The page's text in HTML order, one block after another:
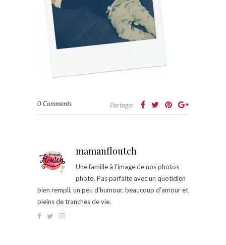
0 Comments Partager
mamanfloutch
Une famille à l'image de nos photos
photo. Pas parfaite avec un quotidien
bien rempli, un peu d'humour, beaucoup d'amour et
pleins de tranches de vie.